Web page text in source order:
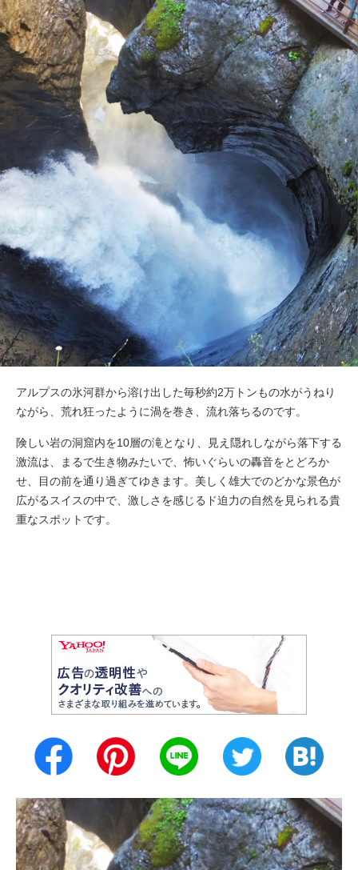
アルプスの氷河群から溶け出した毎秒約2万トンもの水がうねり
ながら、荒れ狂ったように渦を巻き、流れ落ちるのです。
険しい岩の洞窟内を10層の滝となり、見え隠れしながら落下する
激流は、まるで生き物みたいで、怖いぐらいの轟音をとどろか
せ、目の前を通り過ぎてゆきます。美しく雄大でのどかな景色が
広がるスイスの中で、激しさを感じるド迫力の自然を見られる貴
重なスポットです。